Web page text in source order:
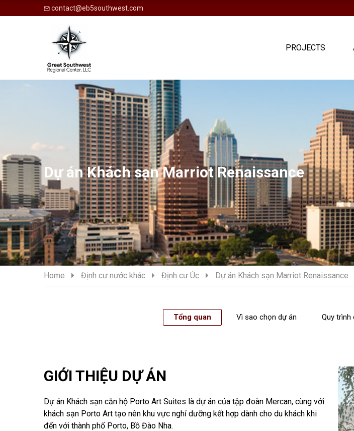
contact@eb5southwest.com
PROJECTS
Dự án Khách sạn Marriot Renaissance
Home Định cư nước khác Định cư Úc Dự án Khách sạn Marriot Renaissance
Tổng quan Vì sao chọn dự án Quy trình
GIỚI THIỆU DỰ ÁN
Dự án Khách sạn căn hộ Porto Art Suites là dự án của tập đoàn Mercan, cùng với
khách sạn Porto Art tạo nên khu vực nghỉ dưỡng kết hợp dành cho du khách khi
đến với thành phố Porto, Bồ Đào Nha.